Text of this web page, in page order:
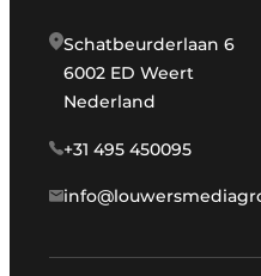
Schatbeurderlaan 6
6002 ED Weert
Nederland
+31 495 450095